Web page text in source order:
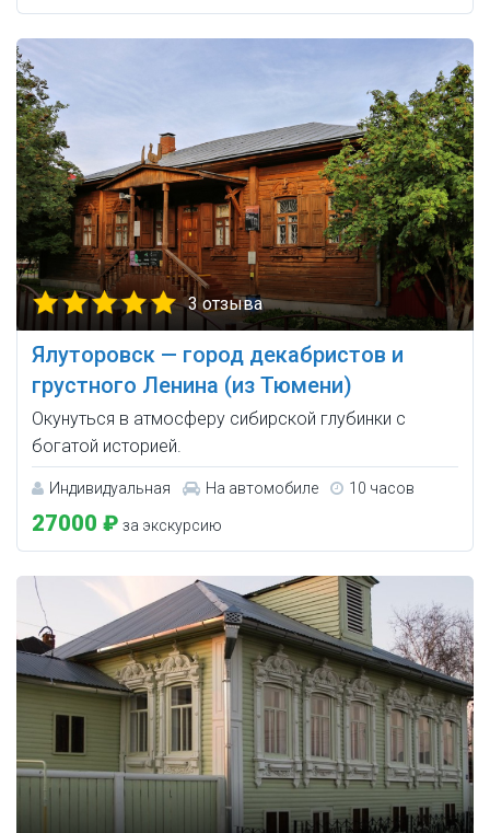
3 отзыва
Ялуторовск — город декабристов и
грустного Ленина (из Тюмени)
Окунуться в атмосферу сибирской глубинки с
богатой историей.
Индивидуальная На автомобиле 10 часов
27000 ₽ за экскурсию